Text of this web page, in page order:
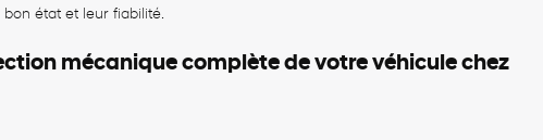
bon état et leur fiabilité.
mécanique complète de votre véhicule chez